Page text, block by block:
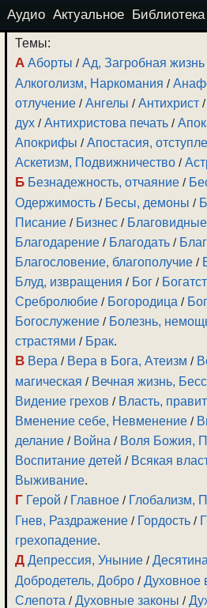
Аудио Актуальное Библиотека
Темы:
А Аборты /Ад, Загробная жизнь
Алкоголизм, Наркомания /
отлучение /Ангелы /Антихрист
дух /Антихристова печать /
Апокрифы /Апостасия,
Аскетизм, Подвижничество /
Б Безнадежность, отчаяние /
Одержимость / Бесы, демоны /
Писание / Бизнес /
Благодарение / Благодать /
Благословение, благополучие /
Блуд, извращения / Бог /
Сребролюбие / Богородица /
Богослужение / Болезнь,
страстями / Брак.
В Вера / Вера в Бога, Атеизм /
магическая / Вечная жизнь,
Видение грехов / Власть,
Вменение себе, Невменение /
делание / Война / Воля Божия,
Воспитание детей / Всякая
Выживание.
Г Герой / Главное / Глобализм,
Гнев, Раздражение / Гордость /
грехопадение.
Д Депрессия, Уныние /Десятина
Добродетель, Добро /Духовное
Слепота /Духовные законы /